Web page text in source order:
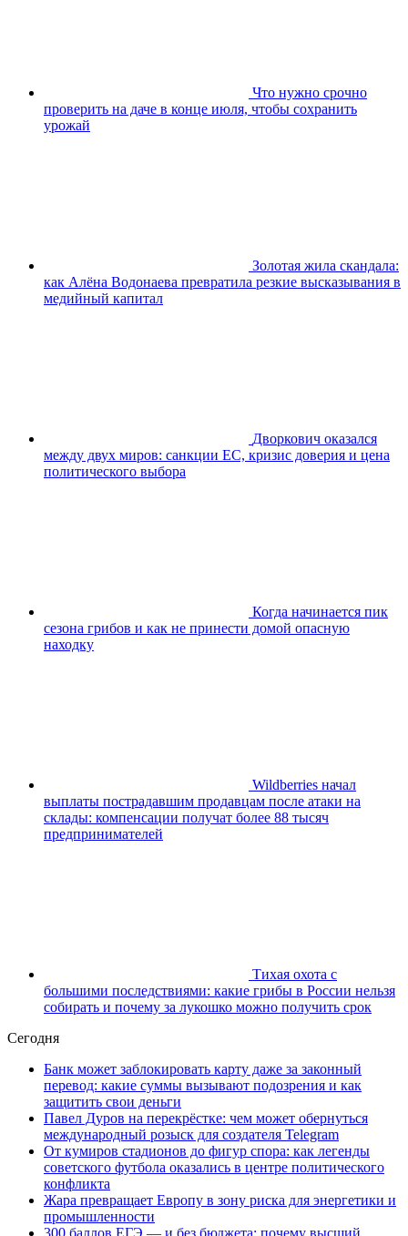
Что нужно срочно
проверить на даче в конце июля, чтобы сохранить
урожай
Золотая жила скандала:
как Алёна Водонаева превратила резкие высказывания в
медийный капитал
Дворкович оказался
между двух миров: санкции ЕС, кризис доверия и цена
политического выбора
Когда начинается пик
сезона грибов и как не принести домой опасную
находку
Wildberries начал
выплаты пострадавшим продавцам после атаки на
склады: компенсации получат более 88 тысяч
предпринимателей
Тихая охота с
большими последствиями: какие грибы в России нельзя
собирать и почему за лукошко можно получить срок
Сегодня
Банк может заблокировать карту даже за законный
перевод: какие суммы вызывают подозрения и как
защитить свои деньги
Павел Дуров на перекрёстке: чем может обернуться
международный розыск для создателя Telegram
От кумиров стадионов до фигур спора: как легенды
советского футбола оказались в центре политического
конфликта
Жара превращает Европу в зону риска для энергетики и
промышленности